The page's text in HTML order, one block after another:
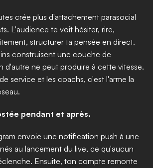
crée plus d'attachement parasocial
L'audience te voit hésiter, rire,
structurer ta pensée en direct.
construisent une couche de
d'autre ne peut produire à cette vitesse.
service et les coachs, c'est l'arme la
pendant et après.
envoie une notification push à une
au lancement du live, ce qu'aucun
Ensuite, ton compte remonte